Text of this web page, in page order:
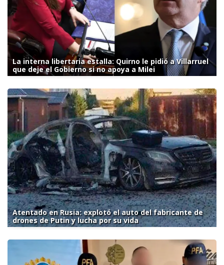
La interna libertaria estalla: Quirno le pidió a Villarruel
que deje el Gobierno si no apoya a Milei
Atentado en Rusia: explotó el auto del fabricante de
drones de Putin y lucha por su vida